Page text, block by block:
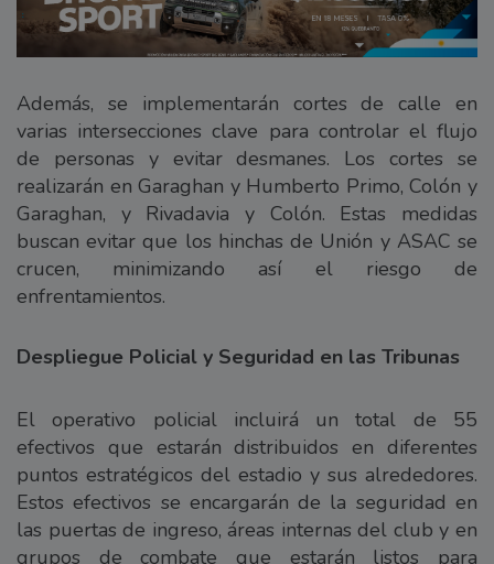
Además, se implementarán cortes de calle en
varias intersecciones clave para controlar el flujo
de personas y evitar desmanes. Los cortes se
realizarán en Garaghan y Humberto Primo, Colón y
Garaghan, y Rivadavia y Colón. Estas medidas
buscan evitar que los hinchas de Unión y ASAC se
crucen, minimizando así el riesgo de
enfrentamientos.
Despliegue Policial y Seguridad en las Tribunas
El operativo policial incluirá un total de 55
efectivos que estarán distribuidos en diferentes
puntos estratégicos del estadio y sus alrededores.
Estos efectivos se encargarán de la seguridad en
las puertas de ingreso, áreas internas del club y en
grupos de combate que estarán listos para